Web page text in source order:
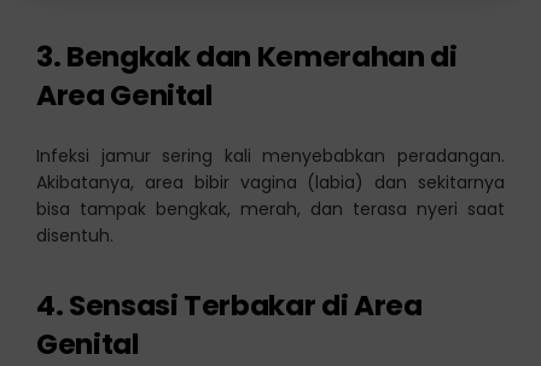
3. Bengkak dan Kemerahan di
Area Genital
Infeksi jamur sering kali menyebabkan peradangan.
Akibatanya, area bibir vagina (labia) dan sekitarnya
bisa tampak bengkak, merah, dan terasa nyeri saat
disentuh.
4. Sensasi Terbakar di Area
Genital